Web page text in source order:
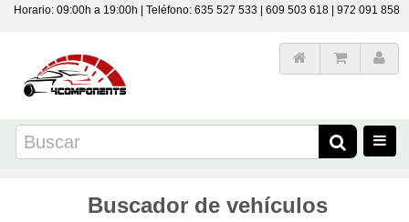
Horario: 09:00h a 19:00h | Teléfono: 635 527 533 | 609 503 618 | 972 091 858
Buscador de vehículos